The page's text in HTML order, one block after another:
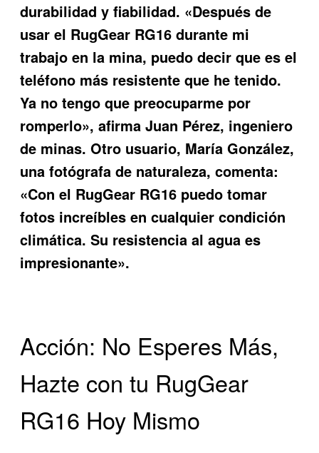
durabilidad y fiabilidad. «Después de
usar el RugGear RG16 durante mi
trabajo en la mina, puedo decir que es el
teléfono más resistente que he tenido.
Ya no tengo que preocuparme por
romperlo», afirma Juan Pérez, ingeniero
de minas. Otro usuario, María González,
una fotógrafa de naturaleza, comenta:
«Con el RugGear RG16 puedo tomar
fotos increíbles en cualquier condición
climática. Su resistencia al agua es
impresionante».
Acción: No Esperes Más,
Hazte con tu RugGear
RG16 Hoy Mismo